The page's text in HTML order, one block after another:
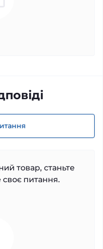
товар, станьте
питання.